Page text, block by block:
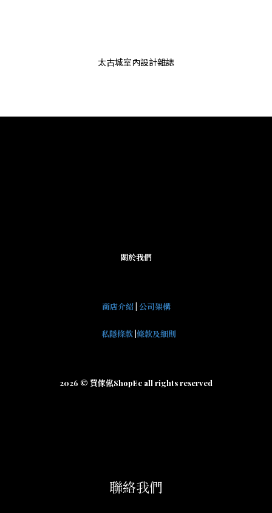
太古城室內設計雜誌
關於我們
商店介紹| 公司架構
私隱條款 條款及細則
2026 © 買傢俬ShopEc all rights reserved
聯絡我們